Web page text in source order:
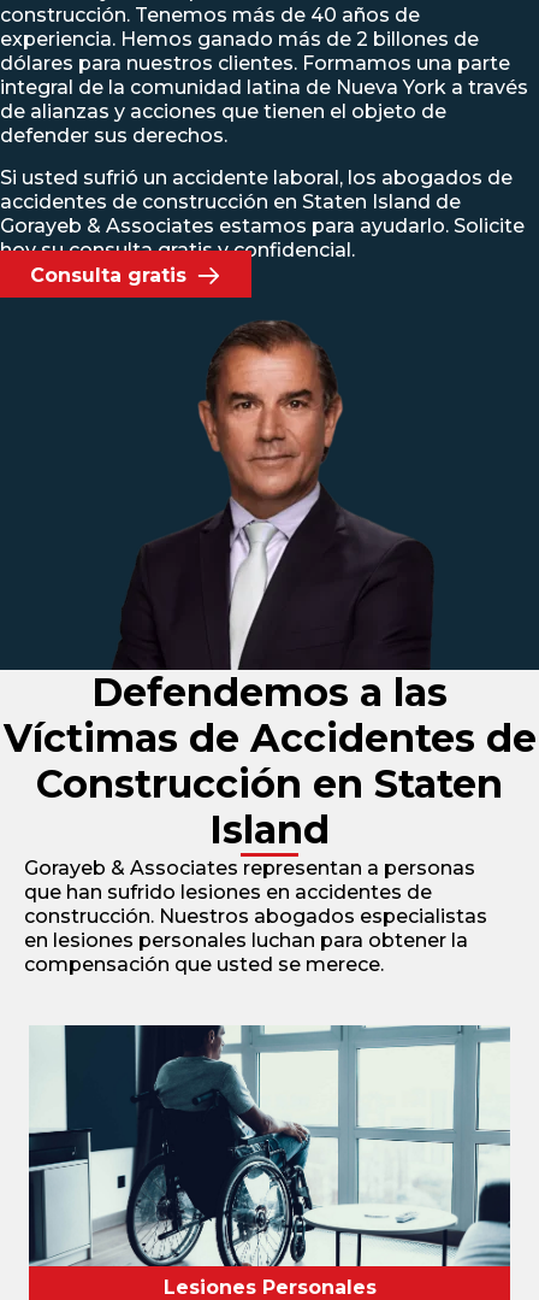
construcción. Tenemos más de 40 años de
experiencia. Hemos ganado más de 2 billones de
dólares para nuestros clientes. Formamos una parte
integral de la comunidad latina de Nueva York a través
de alianzas y acciones que tienen el objeto de
defender sus derechos.
Si usted sufrió un accidente laboral, los abogados de
accidentes de construcción en Staten Island de
Gorayeb & Associates estamos para ayudarlo. Solicite
hoy su consulta gratis y confidencial .
Consulta gratis
Defendemos a las
Víctimas de Accidentes de
Construcción en Staten
Island
Gorayeb & Associates representan a personas
que han sufrido lesiones en accidentes de
construcción. Nuestros abogados especialistas
en lesiones personales luchan para obtener la
compensación que usted se merece.
Lesiones Personales